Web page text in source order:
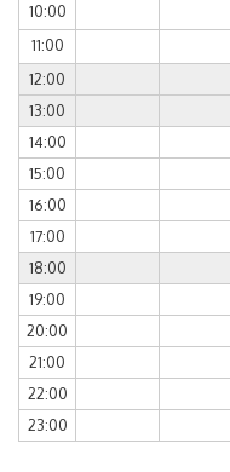
10:00
11:00
12:00
13:00
14:00
15:00
16:00
17:00
18:00
19:00
20:00
21:00
22:00
23:00